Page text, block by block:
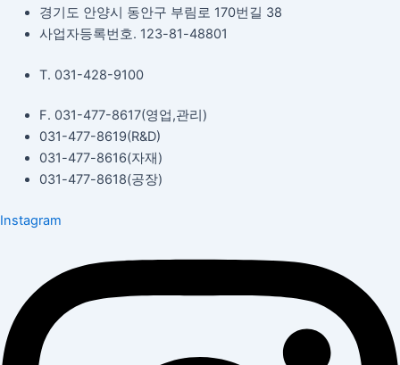
경기도 안양시 동안구 부림로 170번길 38
사업자등록번호. 123-81-48801
T. 031-428-9100
F. 031-477-8617(영업,관리)
031-477-8619(R&D)
031-477-8616(자재)​
031-477-8618(공장)​
Instagram